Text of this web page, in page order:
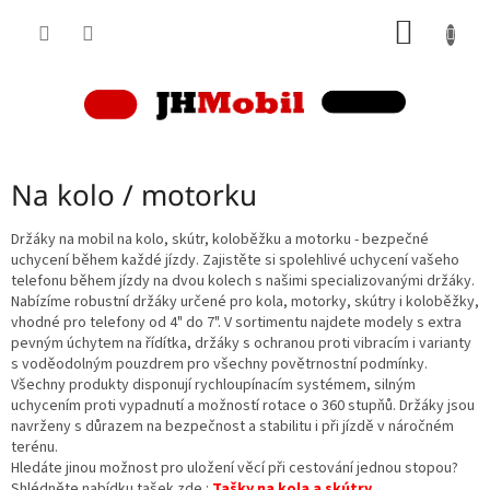
Na kolo / motorku
Držáky na mobil na kolo, skútr, koloběžku a motorku - bezpečné
uchycení během každé jízdy. Zajistěte si spolehlivé uchycení vašeho
telefonu během jízdy na dvou kolech s našimi specializovanými držáky.
Nabízíme robustní držáky určené pro kola, motorky, skútry i koloběžky,
vhodné pro telefony od 4" do 7". V sortimentu najdete modely s extra
pevným úchytem na řídítka, držáky s ochranou proti vibracím i varianty
s voděodolným pouzdrem pro všechny povětrnostní podmínky.
Všechny produkty disponují rychloupínacím systémem, silným
uchycením proti vypadnutí a možností rotace o 360 stupňů. Držáky jsou
navrženy s důrazem na bezpečnost a stabilitu i při jízdě v náročném
terénu.
Hledáte jinou možnost pro uložení věcí při cestování jednou stopou?